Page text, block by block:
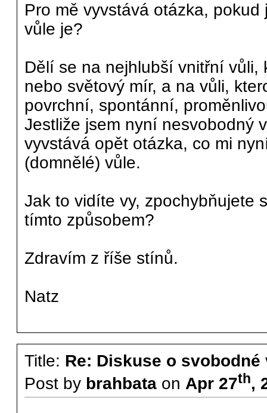
Pro mě vyvstává otázka,
vůle je?
Dělí se na nejhlubší vnitřní vůli,
nebo světový mír, a na vůli,
povrchní, spontánní,
Jestliže jsem nyní nesvobodný
vyvstává opět otázka, co mi
(domnělé) vůle.
Jak to vidíte vy, zpochybňujete
tímto způsobem?
Zdravím z říše stínů.
Natz
Title: Re: Diskuse o svobodné
Post by brahbataon Apr 27th,